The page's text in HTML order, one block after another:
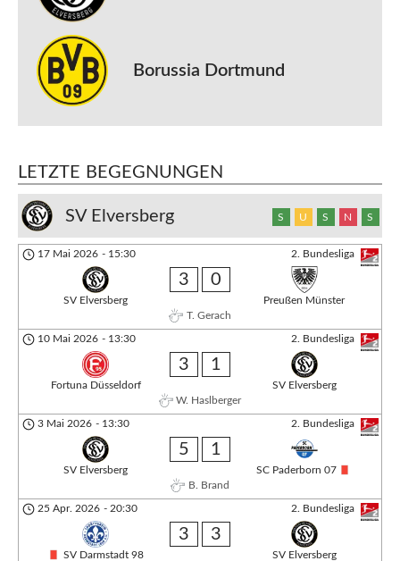
Borussia Dortmund
LETZTE BEGEGNUNGEN
SV Elversberg S U S N S
2. Bundesliga
17 Mai 2026 - 15:30
SV Elversberg
3 0
Preußen Münster
T. Gerach
2. Bundesliga
10 Mai 2026 - 13:30
Fortuna Düsseldorf
3 1
SV Elversberg
W. Haslberger
2. Bundesliga
3 Mai 2026 - 13:30
SV Elversberg
5 1
SC Paderborn 07
B. Brand
2. Bundesliga
25 Apr. 2026 - 20:30
SV Darmstadt 98
3 3
SV Elversberg